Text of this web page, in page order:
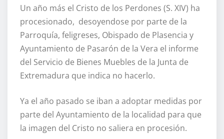
Un año más el Cristo de los Perdones (S. XIV) ha
procesionado, desoyendose por parte de la
Parroquía, feligreses, Obispado de Plasencia y
Ayuntamiento de Pasarón de la Vera el informe
del Servicio de Bienes Muebles de la Junta de
Extremadura que indica no hacerlo.
Ya el año pasado se iban a adoptar medidas por
parte del Ayuntamiento de la localidad para que
la imagen del Cristo no saliera en procesión.